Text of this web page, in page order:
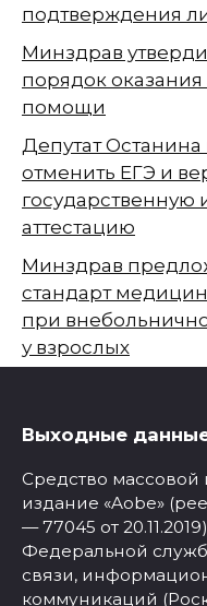
подтверждения
Минздрав
порядок
помощи
Депутат
отменить ЕГЭ и
государственную
аттестацию
Минздрав
стандарт
при
у взрослых
Выходные
Средство
издание «Aobe»
— 77045 от
Федеральной
связи,
коммуникаций